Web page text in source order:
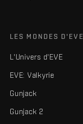
LES MONDES D'EVE
L'Univers d'EVE
EVE: Valkyrie
Gunjack
Gunjack 2